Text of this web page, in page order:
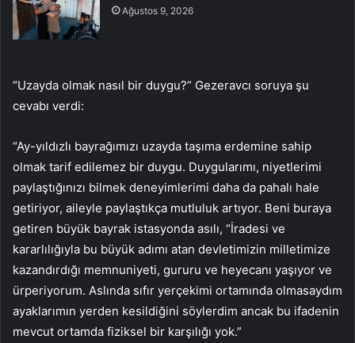
Ağustos 9, 2026
“Uzayda olmak nasıl bir duygu?” Gezeravcı soruya şu
cevabı verdi:
“Ay-yıldızlı bayrağımızı uzayda taşıma erdemine sahip
olmak tarif edilemez bir duygu. Duygularımı, niyetlerimi
paylaştığınızı bilmek deneyimlerimi daha da pahalı hale
getiriyor, aileyle paylaştıkça mutluluk artıyor. Beni buraya
getiren büyük bayrak istasyonda asılı, “İradesi ve
kararlılığıyla bu büyük adımı atan devletimizin milletimize
kazandırdığı memnuniyeti, gururu ve heyecanı yaşıyor ve
ürperiyorum. Aslında sıfır yerçekimi ortamında olmasaydım
ayaklarımın yerden kesildiğini söylerdim ancak bu ifadenin
mevcut ortamda fiziksel bir karşılığı yok.”